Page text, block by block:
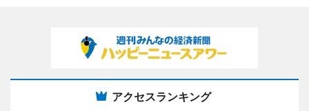
アクセスランキング